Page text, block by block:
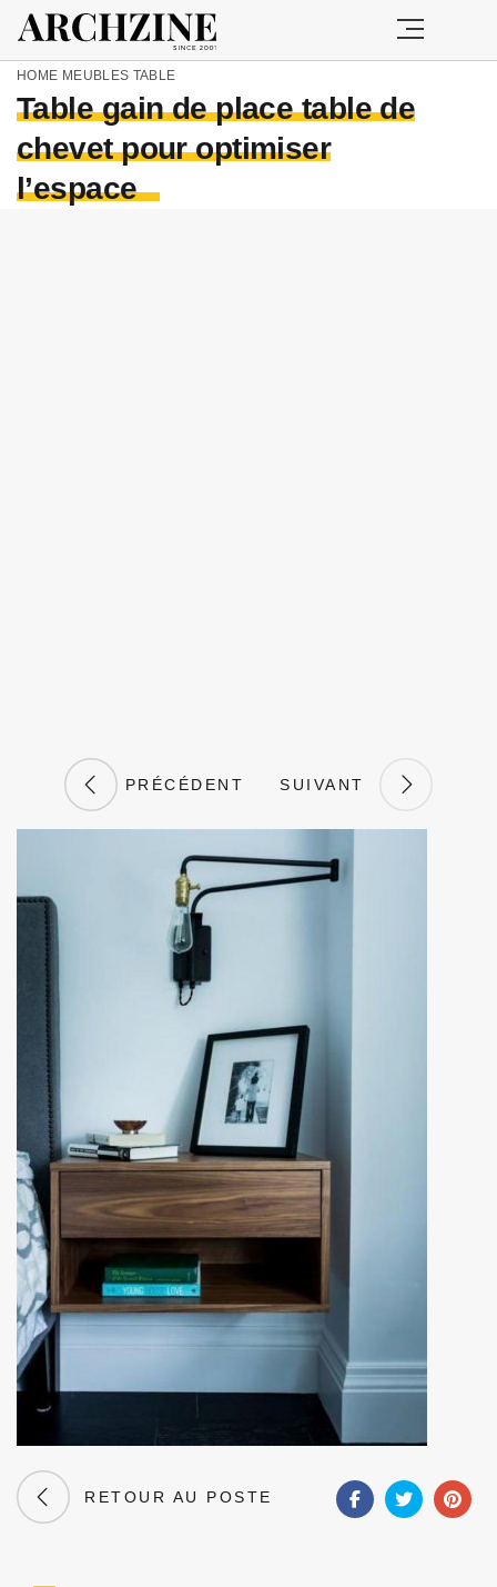
HOME MEUBLES TABLE
Table gain de place table de
chevet pour optimiser
l’espace
PRÉCÉDENT SUIVANT
RETOUR AU POSTE